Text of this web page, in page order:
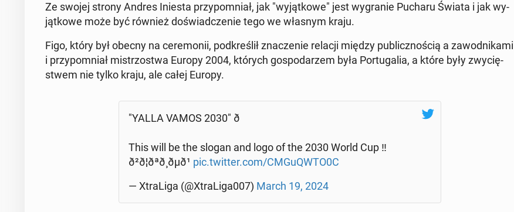
Ze swojej strony Andres Iniesta przy­po­mniał, jak "wy­jąt­ko­we" jest wy­gra­nie Pucharu Świata i jak wy­
jąt­ko­we może być również do­świad­cze­nie tego we własnym kraju.
Figo, który był obecny na ce­re­mo­nii, pod­kre­ślił zna­cze­nie relacji między pu­blicz­no­ścią a za­wod­ni­ka­mi
i przy­po­mniał mi­strzo­stwa Europy 2004, których go­spo­da­rzem była Por­tu­ga­lia, a które były zwy­cię­
stwem nie tylko kraju, ale całej Europy.
"YALLA VAMOS 2030" ð
This will be the slogan and logo of the 2030 World Cup ‼️
ð²ð¦ðªð¸ðµð¹ pic.twitter.com/CMGu­QW­TO0C
— Xtra­Li­ga (@Xtra­Li­ga007) March 19, 2024